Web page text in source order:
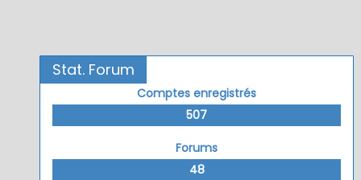
Stat. Forum
Comptes enregistrés
507
Forums
48